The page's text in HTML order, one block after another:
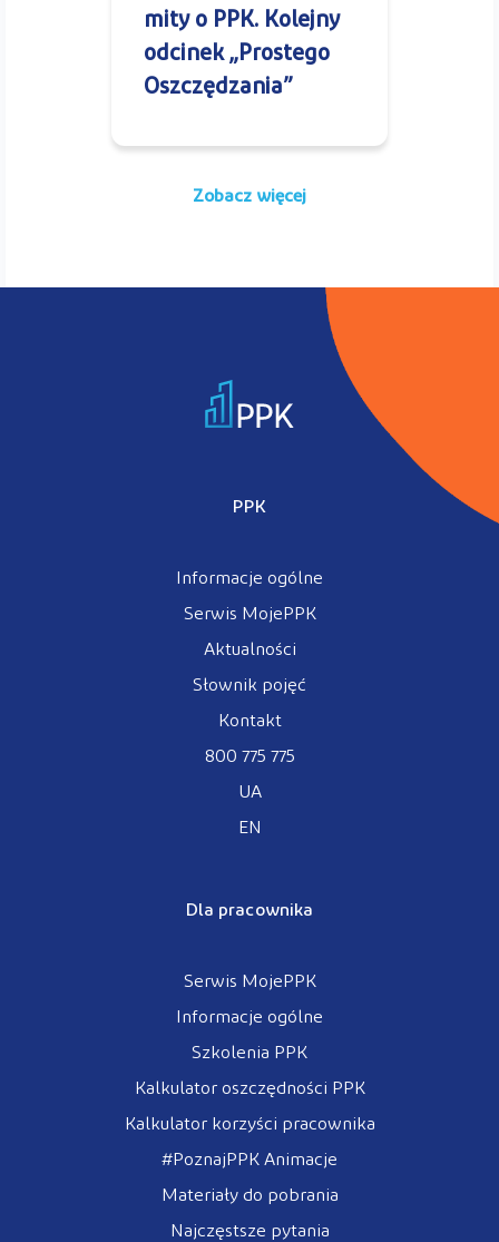
mity o PPK. Kolejny
odcinek „Prostego
Oszczędzania”
Zobacz więcej
PPK
Informacje ogólne
Serwis MojePPK
Aktualności
Słownik pojęć
Kontakt
800 775 775
UA
EN
Dla pracownika
Serwis MojePPK
Informacje ogólne
Szkolenia PPK
Kalkulator oszczędności PPK
Kalkulator korzyści pracownika
#PoznajPPK Animacje
Materiały do pobrania
Najczęstsze pytania